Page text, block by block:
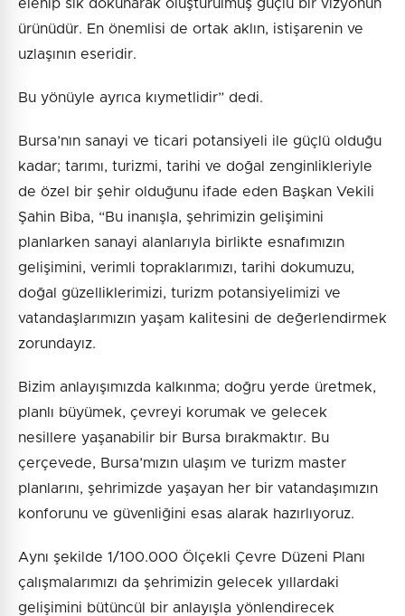
elenip sık dokunarak oluşturulmuş güçlü bir vizyonun
ürünüdür. En önemlisi de ortak aklın, istişarenin ve
uzlaşının eseridir.
Bu yönüyle ayrıca kıymetlidir” dedi.
Bursa’nın sanayi ve ticari potansiyeli ile güçlü olduğu
kadar; tarımı, turizmi, tarihi ve doğal zenginlikleriyle
de özel bir şehir olduğunu ifade eden Başkan Vekili
Şahin Biba, “Bu inanışla, şehrimizin gelişimini
planlarken sanayi alanlarıyla birlikte esnafımızın
gelişimini, verimli topraklarımızı, tarihi dokumuzu,
doğal güzelliklerimizi, turizm potansiyelimizi ve
vatandaşlarımızın yaşam kalitesini de değerlendirmek
zorundayız.
Bizim anlayışımızda kalkınma; doğru yerde üretmek,
planlı büyümek, çevreyi korumak ve gelecek
nesillere yaşanabilir bir Bursa bırakmaktır. Bu
çerçevede, Bursa’mızın ulaşım ve turizm master
planlarını, şehrimizde yaşayan her bir vatandaşımızın
konforunu ve güvenliğini esas alarak hazırlıyoruz.
Aynı şekilde 1/100.000 Ölçekli Çevre Düzeni Planı
çalışmalarımızı da şehrimizin gelecek yıllardaki
gelişimini bütüncül bir anlayışla yönlendirecek